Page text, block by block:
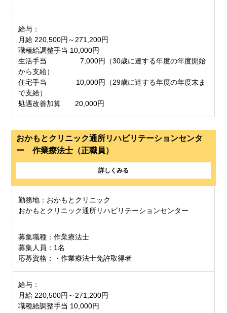
給与：
月給 220,500円～271,200円
職種給調整手当 10,000円
生活手当 7,000円（30歳に達する年度の年度開始
から支給）
住宅手当 10,000円（29歳に達する年度の年度末ま
で支給）
処遇改善加算 20,000円
おかもとクリニック通所リハビリテーションセンタ
ー 作業療法士（正職員）
詳しくみる
勤務地：おかもとクリニック
おかもとクリニック通所リハビリテーションセンター
募集職種：作業療法士
募集人員：1名
応募資格：・作業療法士免許取得者
給与：
月給 220,500円～271,200円
職種給調整手当 10,000円